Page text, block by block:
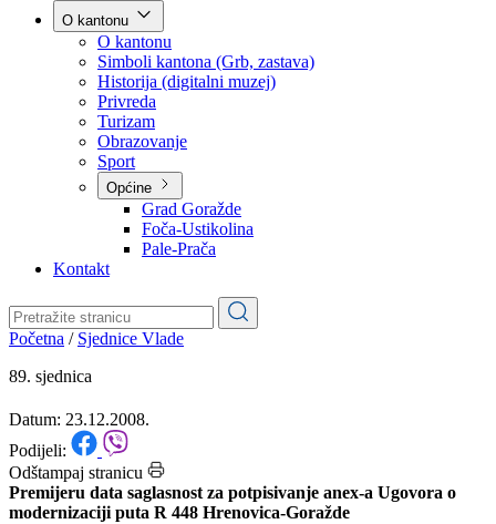
O kantonu
O kantonu
Simboli kantona (Grb, zastava)
Historija (digitalni muzej)
Privreda
Turizam
Obrazovanje
Sport
Općine
Grad Goražde
Foča-Ustikolina
Pale-Prača
Kontakt
Početna / Sjednice Vlade
89. sjednica
Datum: 23.12.2008.
Podijeli:
Odštampaj stranicu
Premijeru data saglasnost za potpisivanje anex-a Ugovora o
modernizaciji puta R 448 Hrenovica-Goražde